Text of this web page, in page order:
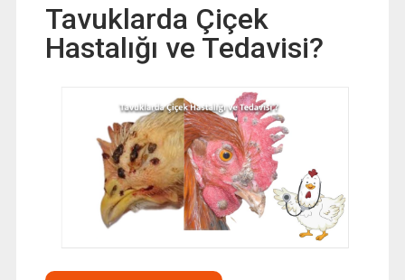
Tavuklarda Çiçek
Hastalığı ve Tedavisi?